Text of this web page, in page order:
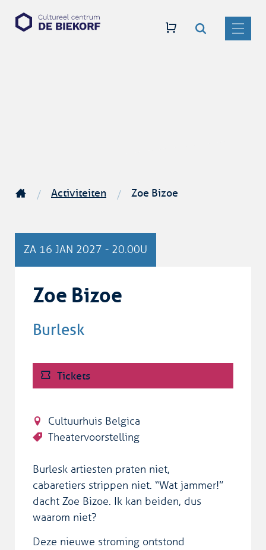
CC
MENU
Activiteiten Zoe Bizoe
ZA 16 JAN 2027 - 20.00U
Zoe Bizoe
Burlesk
Tickets
Cultuurhuis Belgica
Theatervoorstelling
Burlesk artiesten praten niet,
cabaretiers strippen niet. “Wat jammer!”
dacht Zoe Bizoe. Ik kan beiden, dus
waarom niet?
Deze nieuwe stroming ontstond